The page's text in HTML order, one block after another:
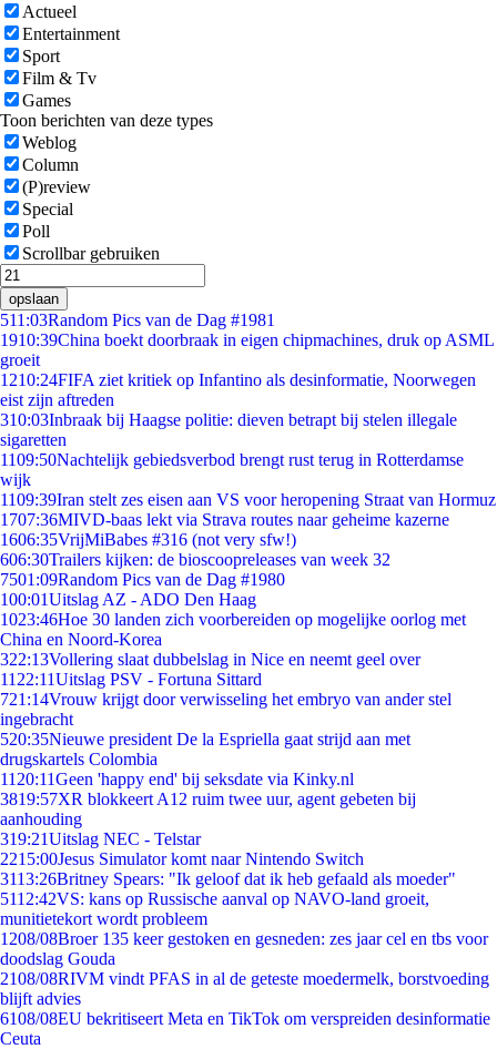
Actueel
Entertainment
Sport
Film & Tv
Games
Toon berichten van deze types
Weblog
Column
(P)review
Special
Poll
Scrollbar gebruiken
opslaan
511:03Random Pics van de Dag #1981
1910:39China boekt doorbraak in eigen chipmachines, druk op ASML
groeit
1210:24FIFA ziet kritiek op Infantino als desinformatie, Noorwegen
eist zijn aftreden
310:03Inbraak bij Haagse politie: dieven betrapt bij stelen illegale
sigaretten
1109:50Nachtelijk gebiedsverbod brengt rust terug in Rotterdamse
wijk
1109:39Iran stelt zes eisen aan VS voor heropening Straat van Hormuz
1707:36MIVD-baas lekt via Strava routes naar geheime kazerne
1606:35VrijMiBabes #316 (not very sfw!)
606:30Trailers kijken: de bioscoopreleases van week 32
7501:09Random Pics van de Dag #1980
100:01Uitslag AZ - ADO Den Haag
1023:46Hoe 30 landen zich voorbereiden op mogelijke oorlog met
China en Noord-Korea
322:13Vollering slaat dubbelslag in Nice en neemt geel over
11 22:11Uitslag PSV - Fortuna Sittard
721:14Vrouw krijgt door verwisseling het embryo van ander stel
ingebracht
520:35Nieuwe president De la Espriella gaat strijd aan met
drugskartels Colombia
11 20:11Geen 'happy end' bij seksdate via Kinky.nl
3819:57XR blokkeert A12 ruim twee uur, agent gebeten bij
aanhouding
319:21Uitslag NEC - Telstar
2215:00Jesus Simulator komt naar Nintendo Switch
3113:26Britney Spears: "Ik geloof dat ik heb gefaald als moeder"
5112:42VS: kans op Russische aanval op NAVO-land groeit,
munitietekort wordt probleem
1208/08Broer 135 keer gestoken en gesneden: zes jaar cel en tbs voor
doodslag Gouda
2108/08RIVM vindt PFAS in al de geteste moedermelk, borstvoeding
blijft advies
6108/08EU bekritiseert Meta en TikTok om verspreiden desinformatie
Ceuta